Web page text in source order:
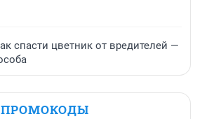
спасти цветник от вредителей —
ПРОМОКОДЫ